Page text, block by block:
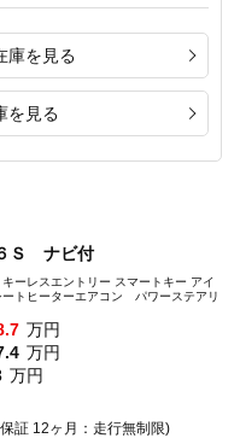
庫を見る
を見る
Ｓ ナビ付
レスエントリー スマートキー アイ
トヒーターエアコン パワーステアリ
万円
万円
万円
証 12ヶ月：走行無制限)